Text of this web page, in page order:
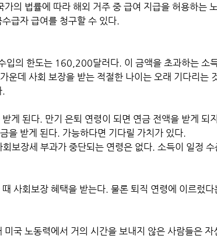
의 법률에 따라 해외 거주 중 급여 지급을 허용하는
급자 급여를 청구할 수 있다.
입의 한도는 160,200달러다. 이 금액을 초과하는 소
운데 사회 보장을 받는 적절한 나이는 오래 기다리는
.
게 된다. 만기 은퇴 연령이 되면 연금 전액을 받게 되
을 받게 된다. 가능하다면 기다릴 가치가 있다.
보장세 부과가 중단되는 연령은 없다. 소득이 일정 수
사회보장 혜택을 받는다. 물론 퇴직 연령에 이르렀
국 노동력에서 거의 시간을 보내지 않은 사람들은 자